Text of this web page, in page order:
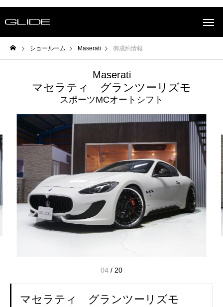
ショールーム Maserati 御成約情報
Maserati
マセラティ グランツーリズモ
スポーツMCオートシフト
04 / 20
マセラティ グランツーリズモ